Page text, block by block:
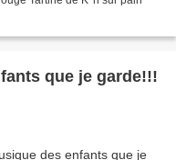
que je garde!!!